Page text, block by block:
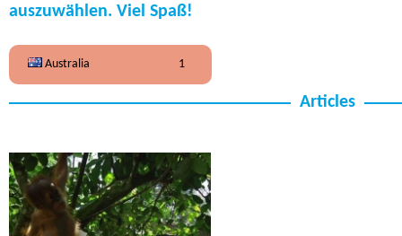
auszuwählen. Viel Spaß!
Australia 1
Articles